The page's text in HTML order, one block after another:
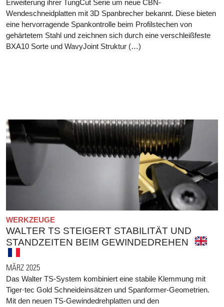
Erweiterung ihrer TungCut Serie um neue CBN-
Wendeschneidplatten mit 3D Spanbrecher bekannt. Diese bieten
eine hervorragende Spankontrolle beim Profilstechen von
gehärtetem Stahl und zeichnen sich durch eine verschleißfeste
BXA10 Sorte und WavyJoint Struktur (…)
WERKZEUGE
WALTER TS STEIGERT STABILITÄT UND
STANDZEITEN BEIM GEWINDEDREHEN
MÄRZ 2025
Das Walter TS-System kombiniert eine stabile Klemmung mit
Tiger·tec Gold Schneideinsätzen und Spanformer-Geometrien.
Mit den neuen TS-Gewindedrehplatten und den